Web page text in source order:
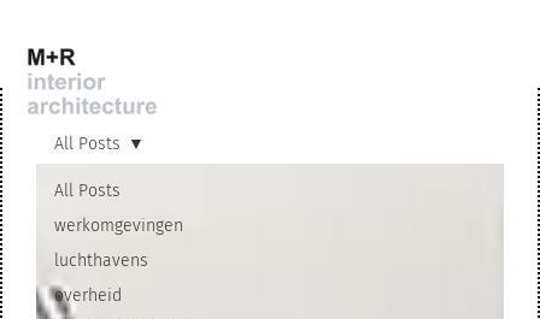
All Posts
werkomgevingen
luchthavens
overheid
All Posts